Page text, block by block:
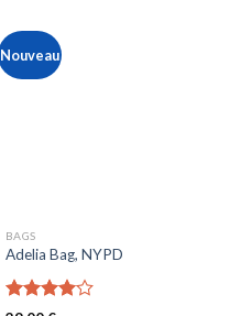
Nouveau
BAGS
Adelia Bag, NYPD